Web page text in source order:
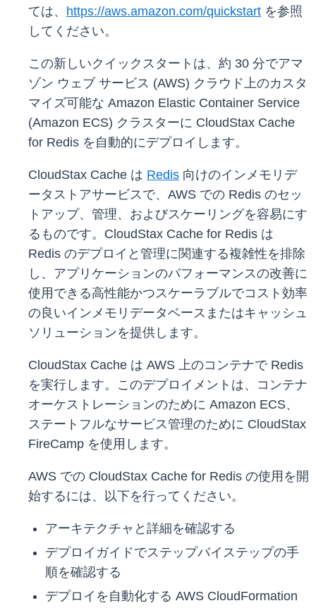
ては、 https://aws.amazon.com/quickstart を参照
してください。
この新しいクイックスタートは、約 30 分でアマ
ゾン ウェブ サービス (AWS) クラウド上のカスタ
マイズ可能な Amazon Elastic Container Service
(Amazon ECS) クラスターに CloudStax Cache
for Redis を自動的にデプロイします。
CloudStax Cache は Redis 向けのインメモリデ
ータストアサービスで、AWS での Redis のセッ
トアップ、管理、およびスケーリングを容易にす
るものです。CloudStax Cache for Redis は
Redis のデプロイと管理に関連する複雑性を排除
し、アプリケーションのパフォーマンスの改善に
使用できる高性能かつスケーラブルでコスト効率
の良いインメモリデータベースまたはキャッシュ
ソリューションを提供します。
CloudStax Cache は AWS 上のコンテナで Redis
を実行します。このデプロイメントは、コンテナ
オーケストレーションのために Amazon ECS、
ステートフルなサービス管理のために CloudStax
FireCamp を使用します。
AWS での CloudStax Cache for Redis の使用を開
始するには、以下を行ってください。
アーキテクチャと詳細を確認する
デプロイガイドでステップバイステップの手
順を確認する
デプロイを自動化する AWS CloudFormation